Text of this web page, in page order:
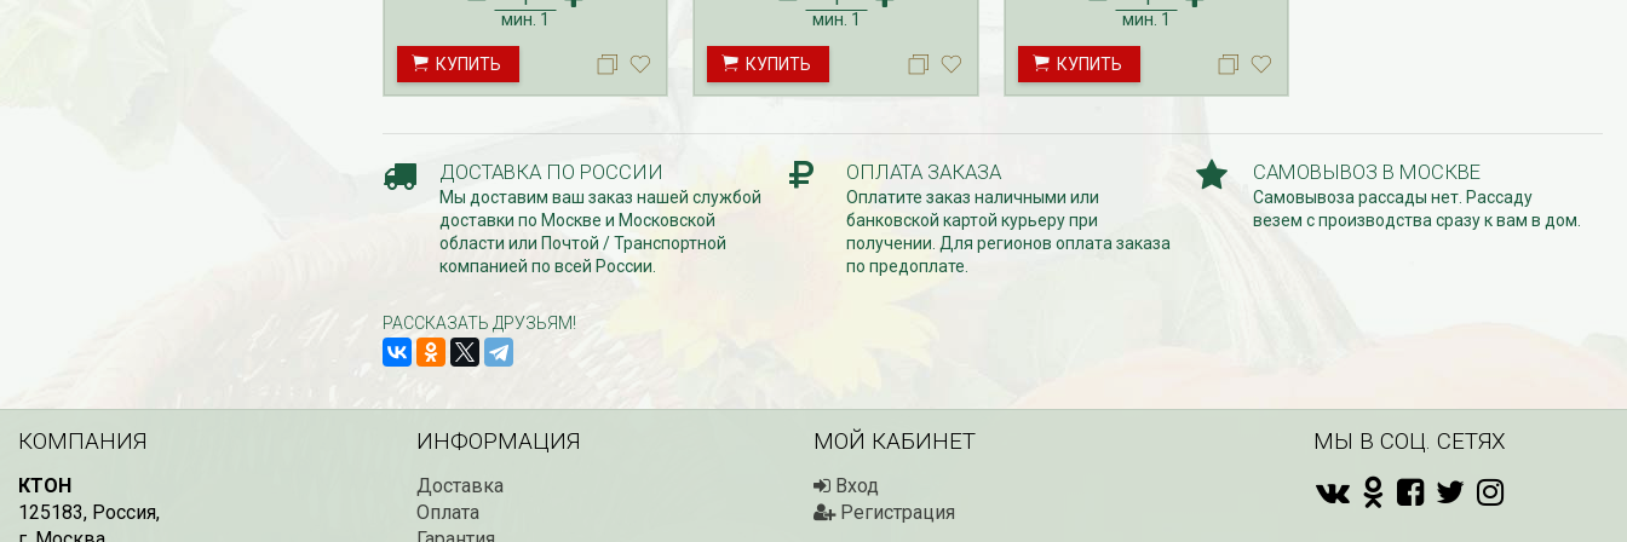
на малину с ЗКС осуществляется
с мая по октябрь.
мин. 1
КУПИТЬ
на малину с ЗКС осуществляется
с мая по октябрь.
мин. 1
КУПИТЬ
на малину с ЗКС осуществляется
с мая по октябрь.
мин. 1
КУПИТЬ
ДОСТАВКА ПО РОССИИ
Мы доставим ваш заказ нашей службой
доставки по Москве и Московской
области или Почтой / Транспортной
компанией по всей России.
ОПЛАТА ЗАКАЗА
Оплатите заказ наличными или
банковской картой курьеру при
получении. Для регионов оплата заказа
по предоплате.
САМОВЫВОЗ В МОСКВЕ
Самовывоза рассады нет. Рассаду
везем с производства сразу к вам в дом.
РАССКАЗАТЬ ДРУЗЬЯМ!
КОМПАНИЯ
КТОН
125183, Россия,
ИНФОРМАЦИЯ
Доставка
Оплата
МОЙ КАБИНЕТ
Вход
Регистрация
МЫ В СОЦ. СЕТЯХ